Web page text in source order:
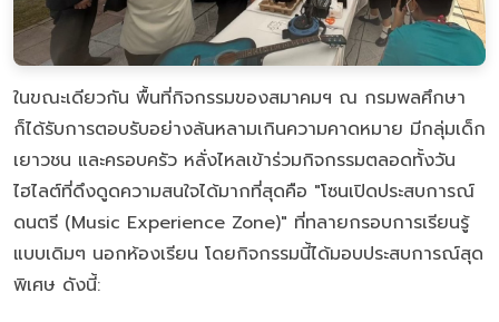
ในขณะเดียวกัน พื้นที่กิจกรรมของสมาคมฯ ณ กรมพลศึกษา
ก็ได้รับการตอบรับอย่างล้นหลามเกินความคาดหมาย มีกลุ่มเด็ก
เยาวชน และครอบครัว หลั่งไหลเข้าร่วมกิจกรรมตลอดทั้งวัน
ไฮไลต์ที่ดึงดูดความสนใจได้มากที่สุดคือ "โซนเปิดประสบการณ์
ดนตรี (Music Experience Zone)" ที่ทลายกรอบการเรียนรู้
แบบเดิมๆ นอกห้องเรียน โดยกิจกรรมนี้ได้มอบประสบการณ์สุด
พิเศษ ดังนี้: